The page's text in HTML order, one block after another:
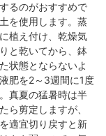
るのがおすすめで
を使用します。蒸
植え付け、乾燥気
と乾いてから、鉢
状態とならないよ
肥を2～3週間に1度
真夏の猛暑時は半
ら剪定しますが、
適宜切り戻すと新